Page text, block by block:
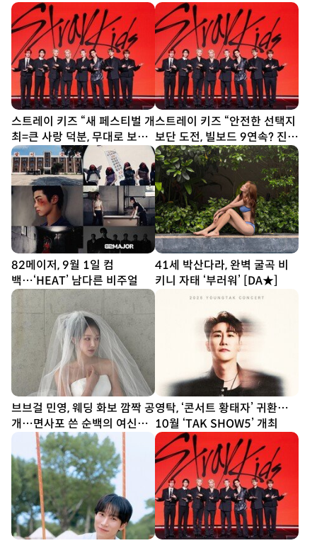
스트레이 키즈 “새 페스티벌 개
최=큰 사랑 덕분, 무대로 보답
할 것”
스트레이 키즈 “안전한 선택지
보단 도전, 빌보드 9연속? 진심
다할 뿐”
82메이저, 9월 1일 컴
백…‘HEAT’ 남다른 비주얼
41세 박산다라, 완벽 굴곡 비
키니 자태 ‘부러워’ [DA★]
브브걸 민영, 웨딩 화보 깜짝 공
개…면사포 쓴 순백의 여신
[DA★]
영탁, ‘콘서트 황태자’ 귀환…
10월 ‘TAK SHOW5’ 개최